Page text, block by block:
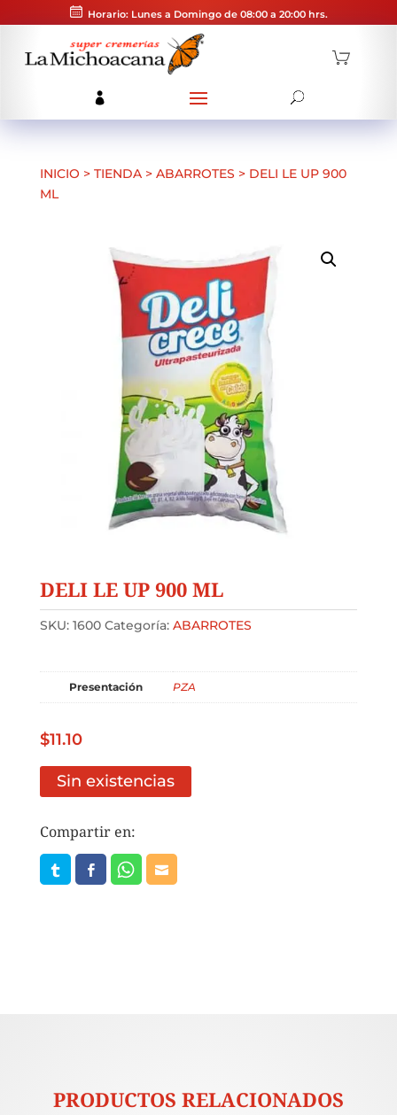
Horario: Lunes a Domingo de 08:00 a 20:00 hrs.
INICIO > TIENDA> ABARROTES > DELI LE UP 900
ML
DELI LE UP 900 ML
SKU: 1600 Categoría: ABARROTES
Presentación PZA
$11.10
Sin existencias
Compartir en:
PRODUCTOS RELACIONADOS